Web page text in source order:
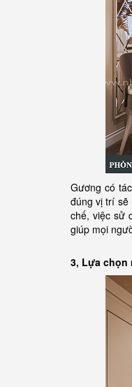
Gương có
đúng vị trí sẽ
chế, việc sử
giúp mọi
3, Lựa chọn